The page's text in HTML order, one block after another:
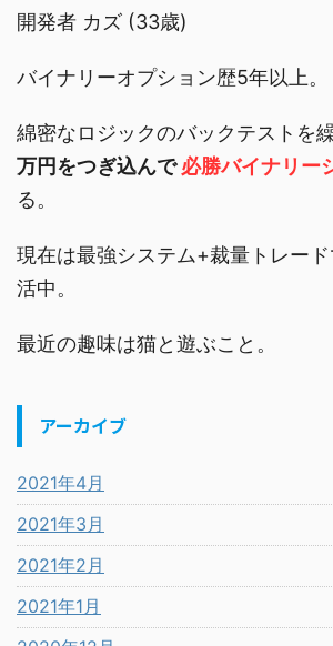
開発者 カズ (33歳)
バイナリーオプション歴5年以上。
綿密なロジックのバックテストを繰
万円をつぎ込んで必勝バイナリー
る。
現在は最強システム+裁量トレー
活中。
最近の趣味は猫と遊ぶこと。
アーカイブ
2021年4月
2021年3月
2021年2月
2021年1月